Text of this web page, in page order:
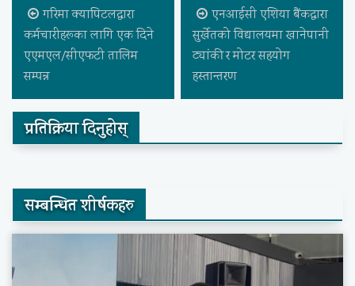
गरिमा क्यापिटलद्वारा
कर्मचारीहरूका लागि एक दिने
एएमएल/सीएफटी तालिम
सम्पन्न
एनआईसी एशिया बैंकद्वारा
सुर्खेतको विद्यालयमा खानेपानी
ट्यांकी र मोटर सहयोग
हस्तान्तरण
प्रतिक्रिया दिनुहोस्
सम्बन्धित शीर्षकहरु